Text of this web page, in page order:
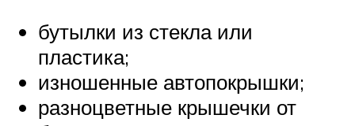
бутылки из стекла или
пластика;
изношенные автопокрышки;
разноцветные крышечки от